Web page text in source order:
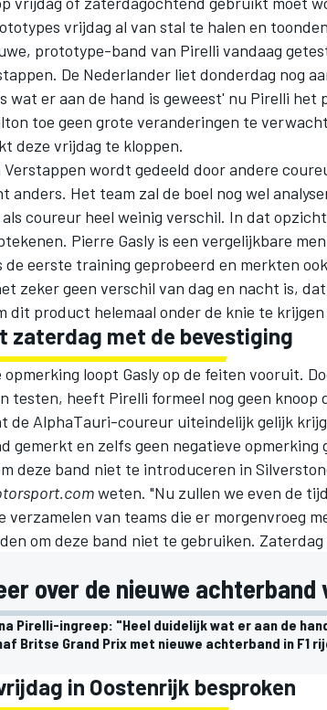
vrijdag al van stal te halen en
prototype-band van Pirelli vandaag
De Nederlander liet donderdag nog
wat er aan de hand is geweest' nu Pirelli
toe geen grote veranderingen te
deze vrijdag te kloppen.
Verstappen wordt gedeeld door andere
anders. Het team zal de boel nog wel
als coureur heel weinig verschil. In dat
Pierre Gasly is een vergelijkbare
de eerste training geprobeerd en merkten
zeker geen verschil van dag en nacht is,
dit product helemaal onder de knie te
zaterdag met de bevestiging
opmerking loopt Gasly op de feiten vooruit.
testen, heeft Pirelli formeel nog geen knoop
de AlphaTauri-coureur uiteindelijk gelijk
gemerkt en zelfs geen negatieve opmerking
deze band niet te introduceren in
weten. "Nu zullen we even de
verzamelen van teams die er morgenvroeg
om deze band niet te gebruiken.
over de nieuwe achterband
Pirelli-ingreep: "Heel duidelijk wat er aan de
Britse Grand Prix met nieuwe achterband in F1
in Oostenrijk besproken